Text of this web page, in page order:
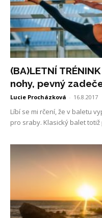
(BA)LETNÍ
nohy, pevný
Lucie Procházková - 16.8.2017
Líbí se mi rčení, že v baletu
pro sraby. Klasický balet